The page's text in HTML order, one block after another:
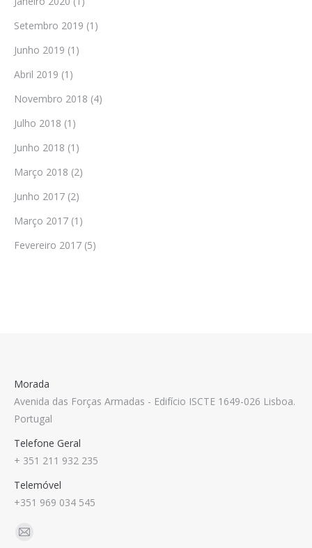
Setembro 2019 (1)
Junho 2019 (1)
Abril 2019 (1)
Novembro 2018 (4)
Julho 2018 (1)
Junho 2018 (1)
Março 2018 (2)
Junho 2017 (2)
Março 2017 (1)
Fevereiro 2017 (5)
Morada
Avenida das Forças Armadas - Edifício ISCTE 1649-026 Lisboa.
Portugal
Telefone Geral
+ 351 211 932 235
Telemóvel
+351 969 034 545
Find us on:
Mail